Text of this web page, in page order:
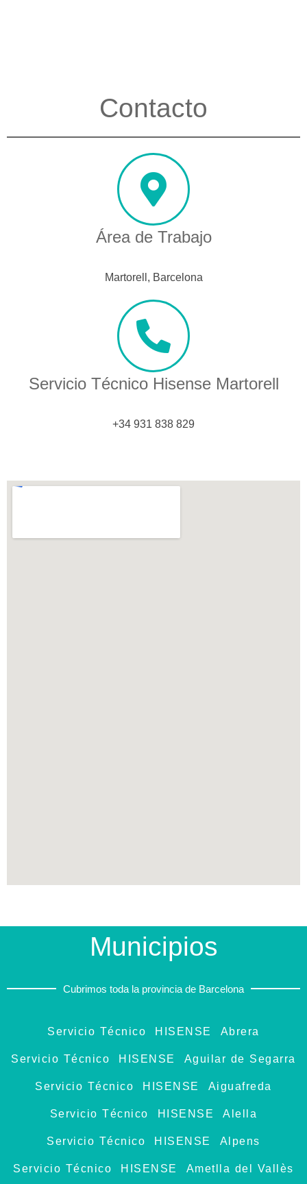
Contacto
Área de Trabajo
Martorell, Barcelona
Servicio Técnico Hisense Martorell
+34 931 838 829
Municipios
Cubrimos toda la provincia de Barcelona
Servicio Técnico HISENSE Abrera
Servicio Técnico HISENSE Aguilar de Segarra
Servicio Técnico HISENSE Aiguafreda
Servicio Técnico HISENSE Alella
Servicio Técnico HISENSE Alpens
Servicio Técnico HISENSE Ametlla del Vallès